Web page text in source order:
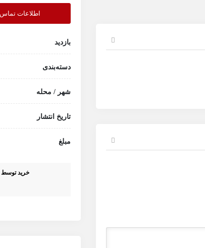
اطلاعات تماس
بازدید
دسته‌بندی
شهر / محله
تاریخ انتشار
مبلغ
خرید توسط